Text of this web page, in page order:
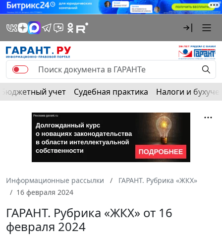
Бюджетный учет Судебная практика Налоги и
Информационные рассылки
ГАРАНТ. Рубрика «ЖКХ»
16 февраля 2024
ГАРАНТ. Рубрика «ЖКХ» от 16
февраля 2024